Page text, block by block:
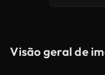
Visão geral de